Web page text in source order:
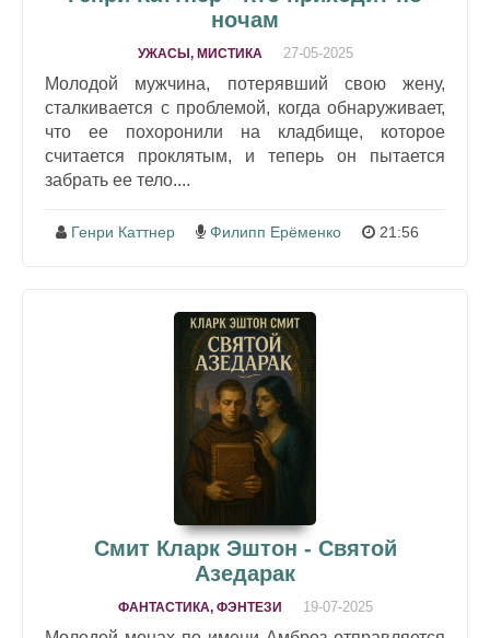
ночам
УЖАСЫ, МИСТИКА 27-05-2025
Молодой мужчина, потерявший свою жену,
сталкивается с проблемой, когда обнаруживает,
что ее похоронили на кладбище, которое
считается проклятым, и теперь он пытается
забрать ее тело....
Генри Каттнер Филипп Ерёменко 21:56
Смит Кларк Эштон - Святой
Азедарак
ФАНТАСТИКА, ФЭНТЕЗИ 19-07-2025